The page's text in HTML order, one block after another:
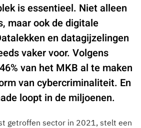
is essentieel. Niet alleen
maar ook de digitale
en datagijzelingen
vaker voor. Volgens
van het MKB al te maken
van cybercriminaliteit. En
loopt in de miljoenen.
getroffen sector in 2021, stelt een